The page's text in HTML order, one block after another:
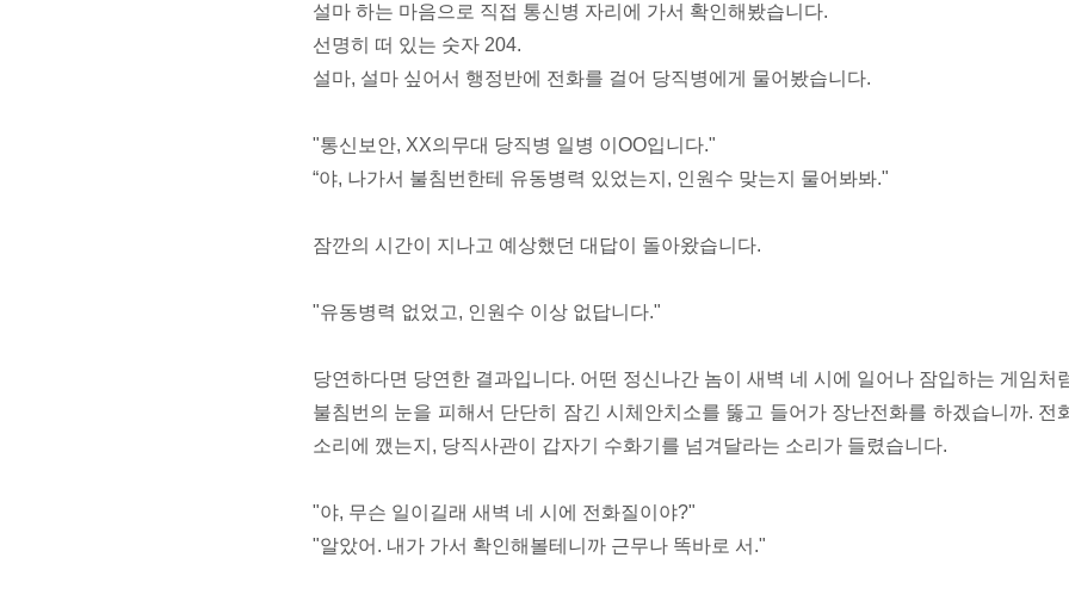
설마 하는 마음으로 직접 통신병 자리에 가서 확인해봤습니다.
선명히 떠 있는 숫자 204.
설마, 설마 싶어서 행정반에 전화를 걸어 당직병에게 물어봤습니다.
"통신보안, XX의무대 당직병 일병 이OO입니다."
“야, 나가서 불침번한테 유동병력 있었는지, 인원수 맞는지 물어봐봐."
잠깐의 시간이 지나고 예상했던 대답이 돌아왔습니다.
"유동병력 없었고, 인원수 이상 없답니다."
당연하다면 당연한 결과입니다. 어떤 정신나간 놈이 새벽 네 시에 일어나 잠입하는 게임처
불침번의 눈을 피해서 단단히 잠긴 시체안치소를 뚫고 들어가 장난전화를 하겠습니까. 전
소리에 깼는지, 당직사관이 갑자기 수화기를 넘겨달라는 소리가 들렸습니다.
"야, 무슨 일이길래 새벽 네 시에 전화질이야?"
"알았어. 내가 가서 확인해볼테니까 근무나 똑바로 서."